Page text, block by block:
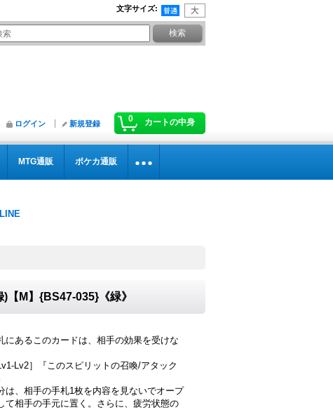
文字サイズ:
0 カートの中身
ログイン 新規登録
MTG通販 ポケカ通販
【M】{BS47-035}《緑》
にあるこのカードは、相手の効果を受けな
Lv2］『このスピリットの召喚/アタック
は、相手の手札1枚を内容を見ないでオープ
て相手の手元に置く。さらに、疲労状態の